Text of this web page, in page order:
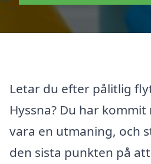
Letar du efter pålitlig
Hyssna? Du har
vara en utmaning, och
den sista punkten på